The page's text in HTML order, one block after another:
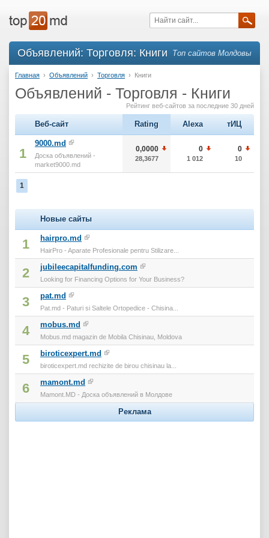
Объявлений: Торговля: Книги Топ сайтов Молдовы
Главная › Объявлений › Торговля › Книги
Объявлений - Торговля - Книги
Рейтинг веб-сайтов за последние 30 дней
Веб-сайт Rating Alexa тИЦ
1
9000.md
Доска объявлений -
market9000.md
0,0000
28,3677
0
1 012
0
10
1
Новые сайты
1 hairpro.md
HairPro - Aparate Profesionale pentru Stilizare...
2 jubileecapitalfunding.com
Looking for Financing Options for Your Business?
3 pat.md
Pat.md - Paturi si Saltele Ortopedice - Chisina...
4 mobus.md
Mobus.md magazin de Mobila Chisinau, Moldova
5 biroticexpert.md
biroticexpert.md rechizite de birou chisinau la...
6 mamont.md
Mamont.MD - Доска объявлений в Молдове
Реклама